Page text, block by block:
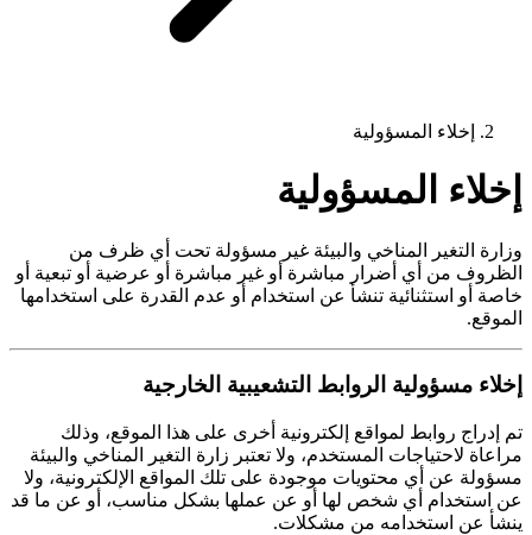
إخلاء المسؤولية
إخلاء المسؤولية
وزارة التغير المناخي والبيئة غير مسؤولة تحت أي ظرف من
الظروف من أي أضرار مباشرة أو غير مباشرة أو عرضية أو تبعية أو
خاصة أو استثنائية تنشأ عن استخدام أو عدم القدرة على استخدامها
الموقع.
إخلاء مسؤولية الروابط التشعيبية الخارجية
تم إدراج روابط لمواقع إلكترونية أخرى على هذا الموقع، وذلك
مراعاة لاحتياجات المستخدم، ولا تعتبر زارة التغير المناخي والبيئة
مسؤولة عن أي محتويات موجودة على تلك المواقع الإلكترونية، ولا
عن استخدام أي شخص لها أو عن عملها بشكل مناسب، أو عن ما قد
ينشأ عن استخدامه من مشكلات.